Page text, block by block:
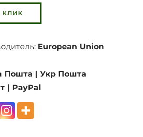
European Union
Пошта | Укр Пошта
| PayPal